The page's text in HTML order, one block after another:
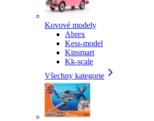
Kovové modely
Abrex
Kess-model
Kinsmart
Kk-scale
Všechny kategorie